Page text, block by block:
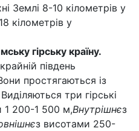
Землі 8-10 кілометрів у
кілометрів у
гірську країну.
південь
простягаються із
три гірські
1 200-1 500 м,Внутрішнєз
з висотами 250-